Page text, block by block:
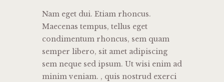
Nam eget dui. Etiam rhoncus.
Maecenas tempus, tellus eget
condimentum rhoncus, sem quam
semper libero, sit amet adipiscing
sem neque sed ipsum. Ut wisi enim ad
minim veniam. , quis nostrud exerci